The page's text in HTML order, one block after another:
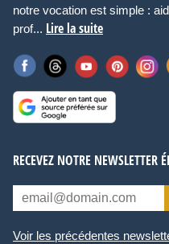
notre vocation est simple :
prof... Lire la suite
RECEVEZ NOTRE NEWSLETTER
Voir les précédentes